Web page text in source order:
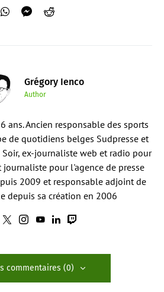
Grégory Ienco
Author
ans. Ancien responsable des sports
de quotidiens belges Sudpresse et
ex-journaliste web et radio pour
pour l'agence de presse
2009 et responsable adjoint de
depuis sa création en 2006
commentaires (0)